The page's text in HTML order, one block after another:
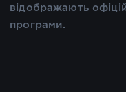
відображають
програми.